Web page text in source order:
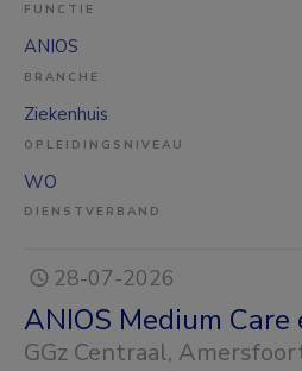
FUNCTIE
ANIOS
BRANCHE
Ziekenhuis
OPLEIDINGSNIVEAU
WO
DIENSTVERBAND
28-07-2026
ANIOS Medium Care
GGz Centraal,